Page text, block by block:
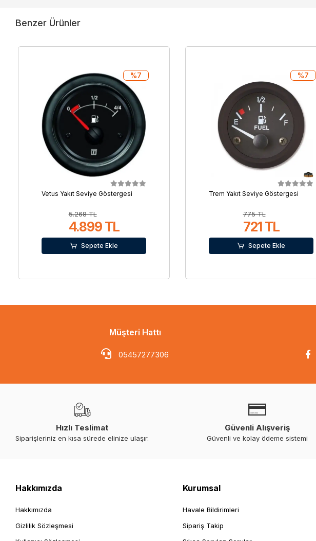
Benzer Ürünler
Vetus Yakıt Seviye Göstergesi
5.268 TL
4.899 TL
%7
Sepete Ekle
Trem Yakıt Seviye Göstergesi
775 TL
721 TL
%7
Sepete Ekle
Müşteri Hattı
05457277306
Hızlı Teslimat
Siparişleriniz en kısa sürede elinize ulaşır.
Güvenli Alışveriş
Güvenli ve kolay ödeme sistemi
Hakkımızda
Hakkımızda
Gizlilik Sözleşmesi
Kurumsal
Havale Bildirimleri
Sipariş Takip